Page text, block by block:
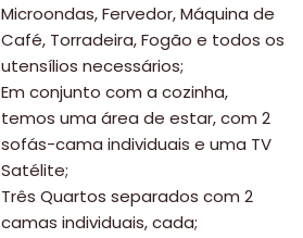
Microondas, Fervedor, Máquina de
Café, Torradeira, Fogão e todos os
utensílios necessários;
Em conjunto com a cozinha,
temos uma área de estar, com 2
sofás-cama individuais e uma TV
Satélite;
Três Quartos separados com 2
camas individuais, cada;